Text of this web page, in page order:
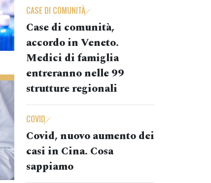
CASE DI COMUNITÀ
Case di comunità,
accordo in Veneto.
Medici di famiglia
entreranno nelle 99
strutture regionali
COVID
Covid, nuovo aumento dei
casi in Cina. Cosa
sappiamo